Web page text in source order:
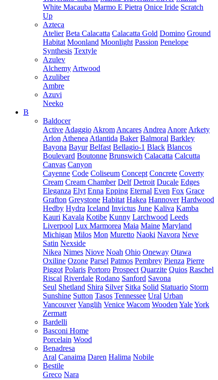
White Macauba Marmo E Pietra Onice Iride Scratch
Up
Azteca
Atelier Beta Calacatta Calacatta Gold Domino Ground
Habitat Moonland Moonlight Passion Penelope
Synthesis Textyle
Azulev
Alchemy Artwood
Azuliber
Ambre
Azuvi
Neeko
B
Baldocer
Active Adaggio Akrom Ancares Andrea Anore Arkety
Arlon Athenea Atlantida Baker Balmoral Barkley
Bayona Bayur Belfast Bellagio-1 Black Blancos
Boulevard Boutonne Brunswich Calacatta Calcutta
Canvas Canyon
Cayenne Code Coliseum Concept Concrete Coverty
Cream Cream Chamber Delf Detroit Ducale Edges
Eleganza Elyt Enna Epping Eternal Even Fox Grace
Grafton Greystone Habitat Hakea Hannover Hardwood
Hedby Hydra Iceland Invictus June Kaliva Kamba
Kauri Kavala Kotibe Kunny Larchwood Leeds
Liverpool Lux Marmorea Maia Maine Maryland
Michigan Milos Mon Muretto Naoki Navora Neve
Satin Nexside
Nikea Nimes Niove Noah Ohio Oneway Otawa
Oxiline Ozone Parsel Patmos Pembrey Pienza Pierre
Piggot Polaris Portoro Prospect Quarzite Quios Raschel
Riscal Riverdale Rodano Sanford Savona
Seul Shetland Shira Silver Sitka Solid Statuario Storm
Sunshine Sutton Tasos Tennessee Ural Urban
Vancouver Vanglih Venice Wacom Wooden YaleYork
Zermatt
Bardelli
Basconi Home
Porcelain Wood
Benadresa
Aral Canaima Daren Halima Nobile
Bestile
Greco Nara